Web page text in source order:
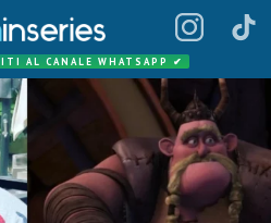
AL CANALE WHATSAPP ✔